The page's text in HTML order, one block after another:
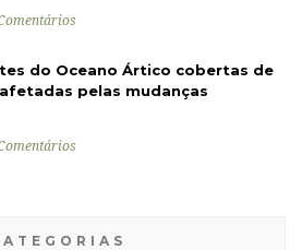
do Oceano Ártico cobertas de
pelas mudanças